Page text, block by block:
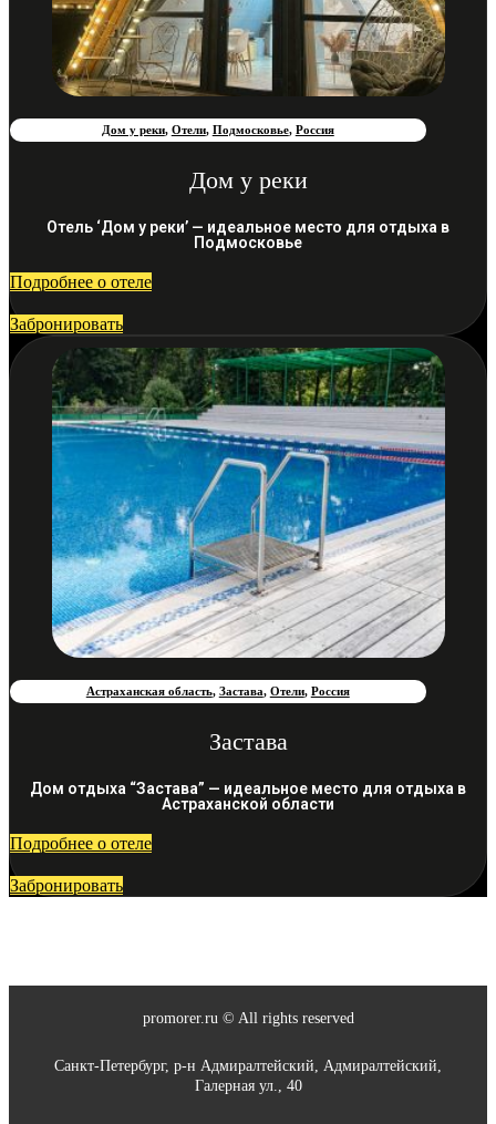
Дом у реки, Отели, Подмосковье, Россия
Дом у реки
Отель ‘Дом у реки’ — идеальное место для отдыха в
Подмосковье
Подробнее о отеле
Забронировать
Астраханская область, Застава, Отели, Россия
Застава
Дом отдыха “Застава” — идеальное место для отдыха в
Астраханской области
Подробнее о отеле
Забронировать
promorer.ru © All rights reserved
Санкт-Петербург, р-н Адмиралтейский, Адмиралтейский,
Галерная ул., 40